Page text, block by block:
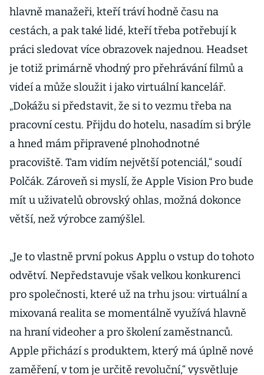
hlavně manažeři, kteří tráví hodně času na
cestách, a pak také lidé, kteří třeba potřebují k
práci sledovat více obrazovek najednou. Headset
je totiž primárně vhodný pro přehrávání filmů a
videí a může sloužit i jako virtuální kancelář.
„Dokážu si představit, že si to vezmu třeba na
pracovní cestu. Přijdu do hotelu, nasadím si brýle
a hned mám připravené plnohodnotné
pracoviště. Tam vidím největší potenciál,“ soudí
Polčák. Zároveň si myslí, že Apple Vision Pro bude
mít u uživatelů obrovský ohlas, možná dokonce
větší, než výrobce zamýšlel.
„Je to vlastně první pokus Applu o vstup do tohoto
odvětví. Nepředstavuje však velkou konkurenci
pro společnosti, které už na trhu jsou: virtuální a
mixovaná realita se momentálně využívá hlavně
na hraní videoher a pro školení zaměstnanců.
Apple přichází s produktem, který má úplně nové
zaměření, v tom je určitě revoluční,“ vysvětluje